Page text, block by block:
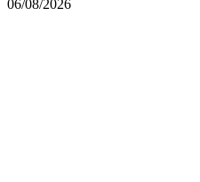
06/08/2026